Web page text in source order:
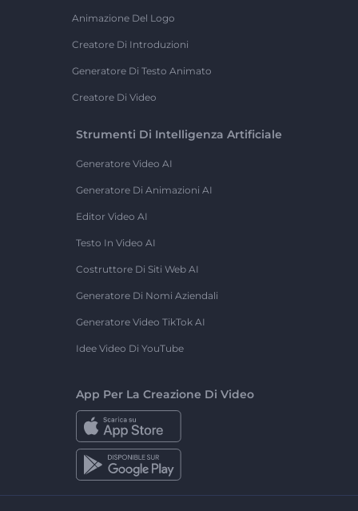
Animazione Del Logo
Creatore Di Introduzioni
Generatore Di Testo Animato
Creatore Di Video
Strumenti Di Intelligenza Artificiale
Generatore Video AI
Generatore Di Animazioni AI
Editor Video AI
Testo In Video AI
Costruttore Di Siti Web AI
Generatore Di Nomi Aziendali
Generatore Video TikTok AI
Idee Video Di YouTube
App Per La Creazione Di Video